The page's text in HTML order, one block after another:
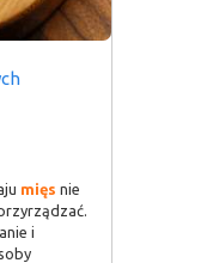
mięs nie
i